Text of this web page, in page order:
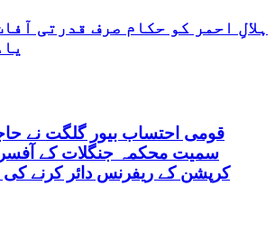
ہلالِ احمر کو حکام صرف قدرتی
قومی احتساب بیور گلگت نے
سمیت محکمہ جنگلات کے
کرپشن کے ریفرنس دائر کرنے